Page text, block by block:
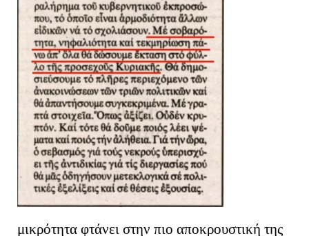
μικρότητα φτάνει στην πιο αποκρουστική της